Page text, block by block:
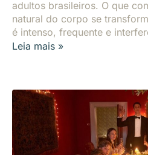
adultos brasileiros. O que
natural do corpo se
é intenso, frequente e
Leia mais »